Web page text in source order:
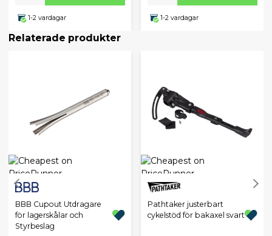
1-2 vardagar 1-2 vardagar
Relaterade produkter
BBB Cupout Utdragare
för lagerskålar och
Styrbeslag
Pathtaker justerbart
cykelstöd för bakaxel svart